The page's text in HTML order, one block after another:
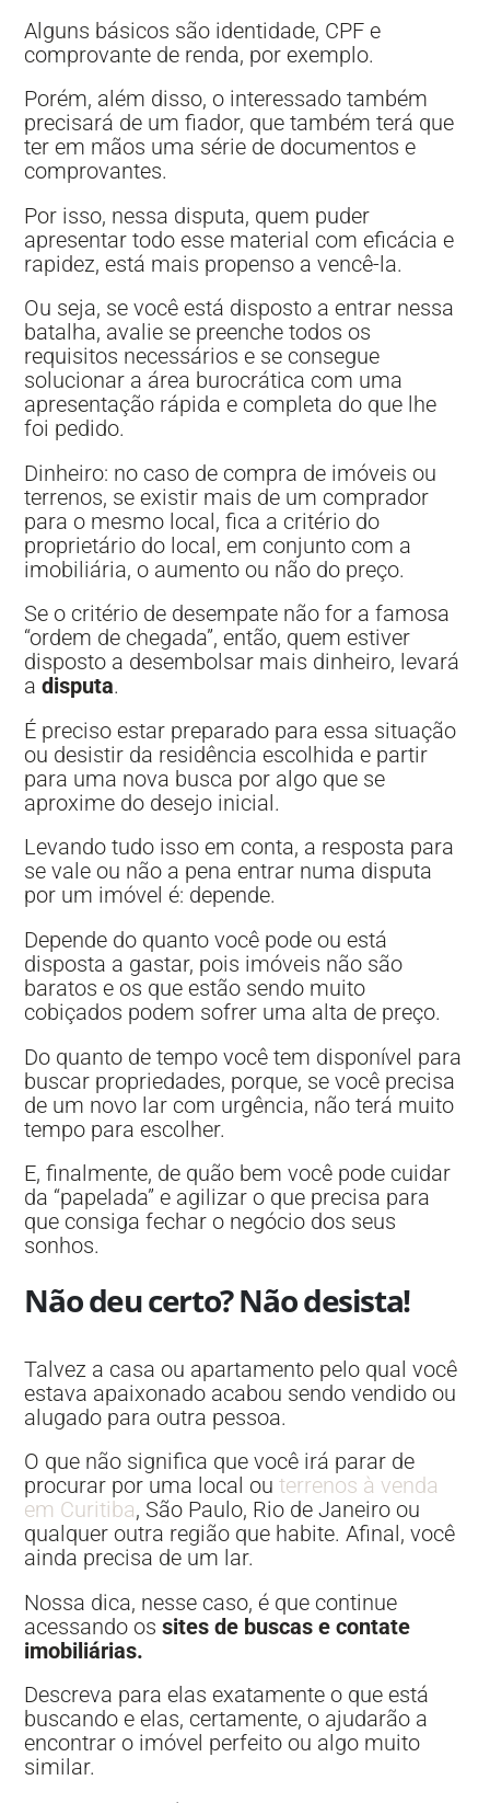
Alguns básicos são identidade, CPF e
comprovante de renda, por exemplo.
Porém, além disso, o interessado também
precisará de um fiador, que também terá que
ter em mãos uma série de documentos e
comprovantes.
Por isso, nessa disputa, quem puder
apresentar todo esse material com eficácia e
rapidez, está mais propenso a vencê-la.
Ou seja, se você está disposto a entrar nessa
batalha, avalie se preenche todos os
requisitos necessários e se consegue
solucionar a área burocrática com uma
apresentação rápida e completa do que lhe
foi pedido.
Dinheiro: no caso de compra de imóveis ou
terrenos, se existir mais de um comprador
para o mesmo local, fica a critério do
proprietário do local, em conjunto com a
imobiliária, o aumento ou não do preço.
Se o critério de desempate não for a famosa
“ordem de chegada”, então, quem estiver
disposto a desembolsar mais dinheiro, levará
adisputa.
É preciso estar preparado para essa situação
ou desistir da residência escolhida e partir
para uma nova busca por algo que se
aproxime do desejo inicial.
Levando tudo isso em conta, a resposta para
se vale ou não a pena entrar numa disputa
por um imóvel é: depende.
Depende do quanto você pode ou está
disposta a gastar, pois imóveis não são
baratos e os que estão sendo muito
cobiçados podem sofrer uma alta de preço.
Do quanto de tempo você tem disponível para
buscar propriedades, porque, se você precisa
de um novo lar com urgência, não terá muito
tempo para escolher.
E, finalmente, de quão bem você pode cuidar
da “papelada” e agilizar o que precisa para
que consiga fechar o negócio dos seus
sonhos.
Não deu certo? Não desista!
Talvez a casa ou apartamento pelo qual você
estava apaixonado acabou sendo vendido ou
alugado para outra pessoa.
O que não significa que você irá parar de
procurar por uma local outerrenos à venda
em Curitiba, São Paulo, Rio de Janeiro ou
qualquer outra região que habite. Afinal, você
ainda precisa de um lar.
Nossa dica, nesse caso, é que continue
acessando ossites de buscas e contate
imobiliárias.
Descreva para elas exatamente o que está
buscando e elas, certamente, o ajudarão a
encontrar o imóvel perfeito ou algo muito
similar.